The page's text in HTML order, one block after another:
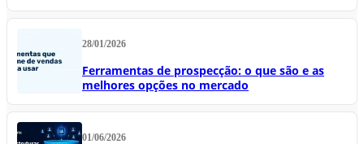
28/01/2026
Ferramentas de prospecção: o que são e as
melhores opções no mercado
01/06/2026